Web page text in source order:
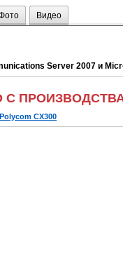
Видео
Server 2007 и
С
Polycom CX300